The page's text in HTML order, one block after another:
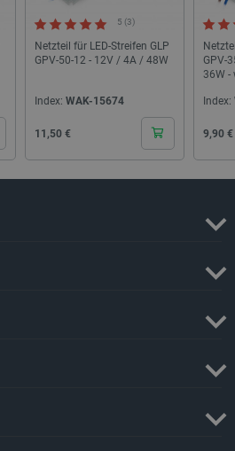
5 (3)
Netzteil für LED-Streifen GLP
GPV-50-12 - 12V / 4A / 48W
Index: WAK-15674
Cena
11,50 €
GPV-
36W -
Index:
Cena
9,90 €